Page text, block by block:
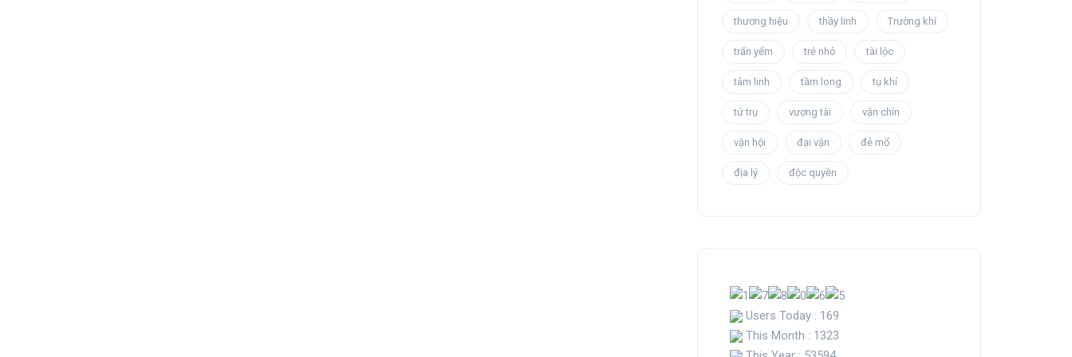
thương hiệu thầy linh Trường khí
trấn yểm trẻ nhỏ tài lộc
tâm linh tầm long tụ khí
tứ trụ vượng tài vận chín
vận hội đại vận đẻ mổ
địa lý độc quyền
Users Today : 169
This Month : 1323